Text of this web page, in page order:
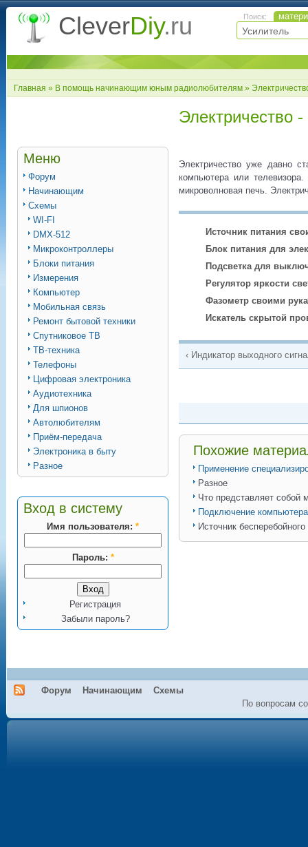
CleverDiy.ru Поиск:
Главная » В помощь начинающим юным радиолюбителям »
Меню
Форум
Начинающим
Схемы
WI-FI
DMX-512
Микроконтроллеры
Блоки питания
Измерения
Компьютер
Мобильная связь
Ремонт бытовой техники
Спутниковое ТВ
ТВ-техника
Телефоны
Цифровая электроника
Аудиотехника
Для шпионов
Автолюбителям
Приём-передача
Электроника в быту
Разное
Вход в систему
Имя пользователя: *
Пароль: *
Регистрация
Забыли пароль?
Электричество
Электричество уже давно
компьютера или
микроволновая печь.
Источник питания
Блок питания для
Подсветка для
Регулятор яркости
Фазометр своими
Искатель скрытой
‹ Индикатор выходного
Похожие
Применение
Разное
Что представляет собой
Подключение
Источник бесперебойного
Форум Начинающим
Схемы
По вопросам